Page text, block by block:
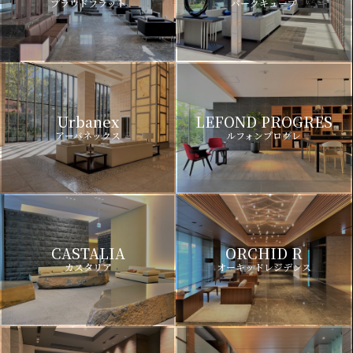
プラウドフラット パークキューブ
Urbanex
アーバネックス
LEFOND PROGRES
ルフォンプログレ
CASTALIA
カスタリア
ORCHID R
オーキッドレジデンス